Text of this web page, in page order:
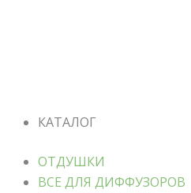
КАТАЛОГ
ОТДУШКИ
ВСЕ ДЛЯ ДИФФУЗОРОВ